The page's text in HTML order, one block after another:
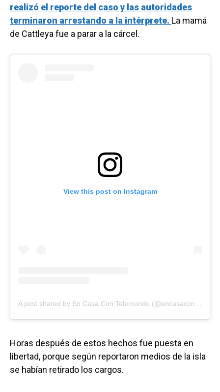
realizó el reporte del caso y las autoridades
terminaron arrestando a la intérprete. La mamá
de Cattleya fue a parar a la cárcel.
View this post on Instagram
Horas después de estos hechos fue puesta en
libertad, porque según reportaron medios de la isla
se habían retirado los cargos.